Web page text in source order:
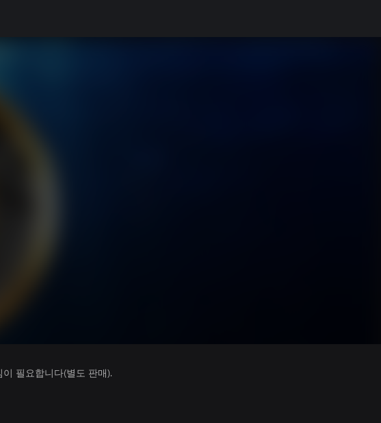
필요합니다(별도 판매).